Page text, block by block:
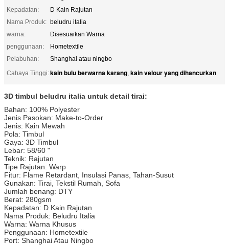
Kepadatan:
D Kain Rajutan
Nama Produk: beludru italia
warna:
Disesuaikan Warna
penggunaan:
Hometextile
Pelabuhan:
Shanghai atau ningbo
Cahaya Tinggi:kain bulu berwarna karang, kain velour yang dihancurkan
3D timbul beludru italia untuk detail tirai:
Bahan: 100% Polyester
Jenis Pasokan: Make-to-Order
Jenis: Kain Mewah
Pola: Timbul
Gaya: 3D Timbul
Lebar: 58/60 "
Teknik: Rajutan
Tipe Rajutan: Warp
Fitur: Flame Retardant, Insulasi Panas, Tahan-Susut
Gunakan: Tirai, Tekstil Rumah, Sofa
Jumlah benang: DTY
Berat: 280gsm
Kepadatan: D Kain Rajutan
Nama Produk: Beludru Italia
Warna: Warna Khusus
Penggunaan: Hometextile
Port: Shanghai Atau Ningbo